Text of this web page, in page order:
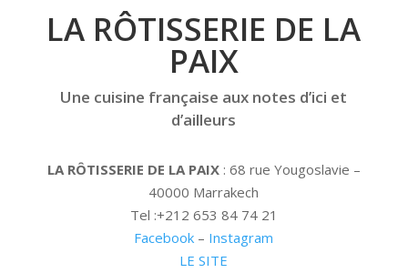
LA RÔTISSERIE DE LA
PAIX
Une cuisine française aux notes d’ici et
d’ailleurs
LA RÔTISSERIE DE LA PAIX: 68 rue Yougoslavie –
40000 Marrakech
Tel :+212 653 84 74 21
Facebook – Instagram
LE SITE